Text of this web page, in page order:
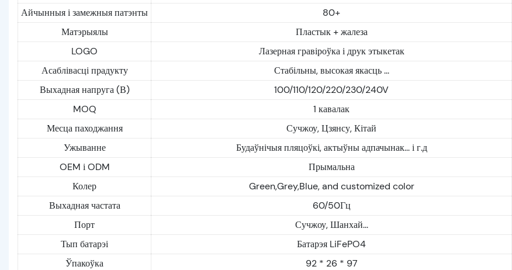
Айчынныя і замежныя патэнты
80+
Матэрыялы
Пластык + жалеза
LOGO
Лазерная гравіроўка і друк этыкетак
Асаблівасці прадукту
Стабільны, высокая якасць ...
Выхадная напруга (В)
100/110/120/220/230/240V
MOQ
1 кавалак
Месца паходжання
Сучжоу, Цзянсу, Кітай
Ужыванне
Будаўнічыя пляцоўкі, актыўны адпачынак... і г.д
OEM і ODM
Прымальна
Колер
Green,Grey,Blue, and customized color
Выхадная частата
60/50Гц
Порт
Сучжоу, Шанхай...
Тып батарэі
Батарэя LiFePO4
Ўпакоўка
92 * 26 * 97